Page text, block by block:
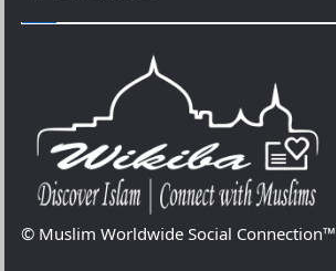
© Muslim Worldwide Social Connection™